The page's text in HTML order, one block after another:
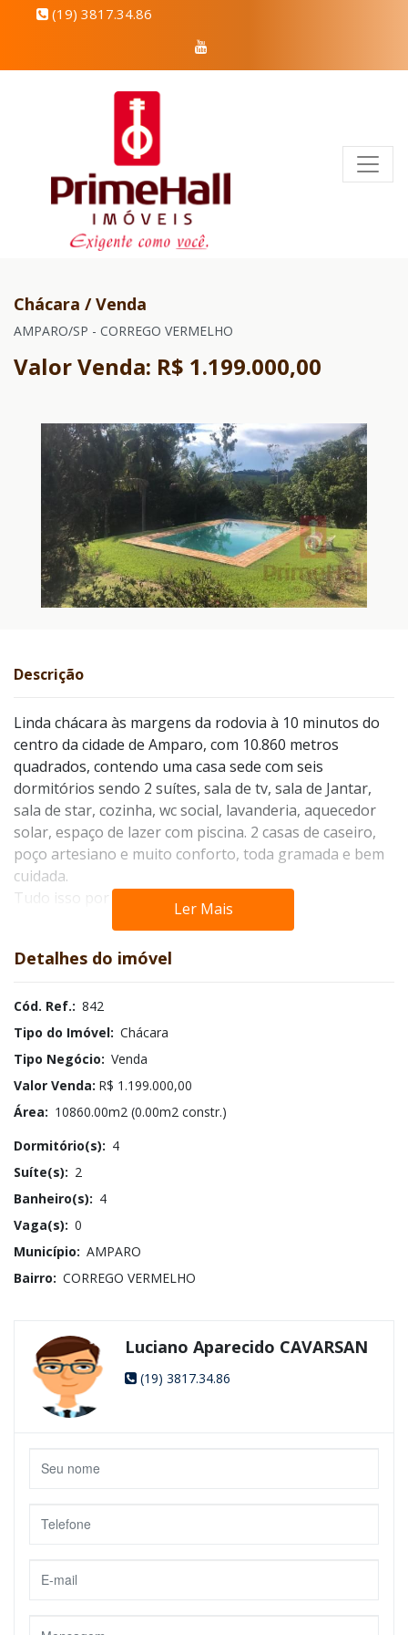
(19) 3817.34.86
Chácara / Venda
AMPARO/SP - CORREGO VERMELHO
Valor Venda: R$ 1.199.000,00
Descrição
Linda chácara às margens da rodovia à 10 minutos do
centro da cidade de Amparo, com 10.860 metros
quadrados, contendo uma casa sede com seis
dormitórios sendo 2 suítes, sala de tv, sala de Jantar,
sala de star, cozinha, wc social, lavanderia, aquecedor
solar, espaço de lazer com piscina. 2 casas de caseiro,
poço artesiano e muito conforto, toda gramada e bem
cuidada.
Tudo isso por a penas R$ 1.200.000,00
Ler Mais
Detalhes do imóvel
Cód. Ref.: 842
Tipo do Imóvel: Chácara
Tipo Negócio: Venda
Valor Venda: R$ 1.199.000,00
Área: 10860.00m2 (0.00m2 constr.)
Dormitório(s): 4
Suíte(s): 2
Banheiro(s): 4
Vaga(s): 0
Município: AMPARO
Bairro: CORREGO VERMELHO
Luciano Aparecido CAVARSAN
(19) 3817.34.86